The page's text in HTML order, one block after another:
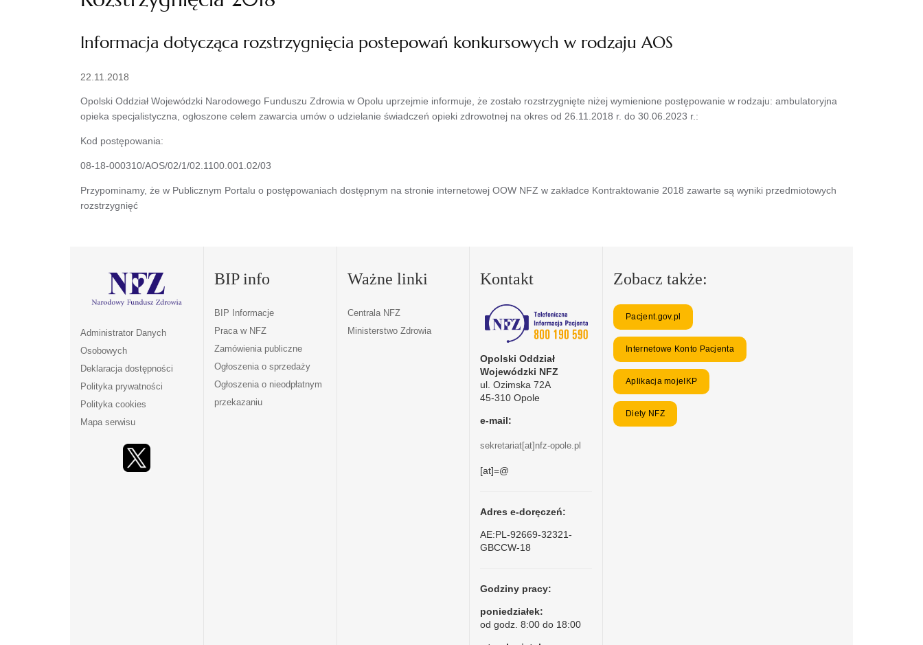
Informacja dotycząca rozstrzygnięcia postepowań konkursowych w rodzaju AOS
22.11.2018
Opolski Oddział Wojewódzki Narodowego Funduszu Zdrowia w Opolu uprzejmie informuje, że zostało rozstrzygnięte niżej wymienione postępowanie w rodzaju: ambulatoryjna
opieka specjalistyczna, ogłoszone celem zawarcia umów o udzielanie świadczeń opieki zdrowotnej na okres od 26.11.2018 r. do 30.06.2023 r.:
Kod postępowania:
08-18-000310/AOS/02/1/02.1100.001.02/03
Przypominamy, że w Publicznym Portalu o postępowaniach dostępnym na stronie internetowej OOW NFZ w zakładce Kontraktowanie 2018 zawarte są wyniki przedmiotowych
rozstrzygnięć
Administrator Danych
Osobowych
Deklaracja dostępności
Polityka prywatności
Polityka cookies
Mapa serwisu
BIP info
BIP Informacje
Praca w NFZ
Zamówienia publiczne
Ogłoszenia o sprzedaży
Ogłoszenia o nieodpłatnym
przekazaniu
Ważne linki
Centrala NFZ
Ministerstwo Zdrowia
Kontakt
Opolski Oddział
Wojewódzki NFZ
ul. Ozimska 72A
45-310 Opole
e-mail:
sekretariat[at]nfz-opole.pl
[at]=@
Adres e-doręczeń:
AE:PL-92669-32321-
GBCCW-18
Godziny pracy:
poniedziałek:
od godz. 8:00 do 18:00
Zobacz także:
Pacjent.gov.pl
Internetowe Konto Pacjenta
Aplikacja mojeIKP
Diety NFZ